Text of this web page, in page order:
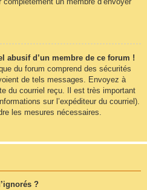
abusif d’un membre de ce forum !
du forum comprend des sécurités
de tels messages. Envoyez à
du courriel reçu. Il est très important
sur l’expéditeur du courriel).
les mesures nécessaires.
?